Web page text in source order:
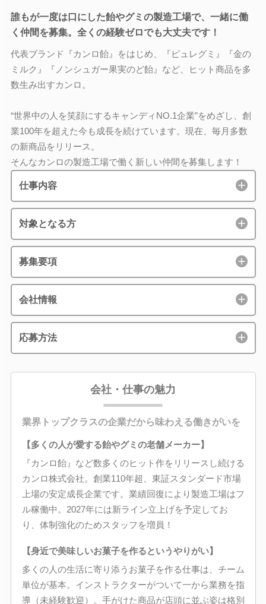
誰もが一度は口にした飴やグミの製造工場で、一緒に働
く仲間を募集。全くの経験ゼロでも大丈夫です！
代表ブランド『カンロ飴』をはじめ、『ピュレグミ』『金の
ミルク』『ノンシュガー果実のど飴』など、ヒット商品を多
数生み出すカンロ。
“世界中の人を笑顔にするキャンディNO.1企業”をめざし、創
業100年を超えた今も成長を続けています。現在、毎月多数
の新商品をリリース。
そんなカンロの製造工場で働く新しい仲間を募集します！
仕事内容
対象となる方
募集要項
会社情報
応募方法
会社・仕事の魅力
業界トップクラスの企業だから味わえる働きがいを
【多くの人が愛する飴やグミの老舗メーカー】
『カンロ飴』など数多くのヒット作をリリースし続ける
カンロ株式会社。創業110年超、東証スタンダード市場
上場の安定成長企業です。業績回復により製造工場はフ
ル稼働中。2027年には新ライン立上げを予定してお
り、体制強化のためスタッフを増員！
【身近で美味しいお菓子を作るというやりがい】
多くの人の生活に寄り添うお菓子を作る仕事は、チーム
単位が基本。インストラクターがついて一から業務を指
導（未経験歓迎）。手がけた商品が店頭に並ぶ姿は格別